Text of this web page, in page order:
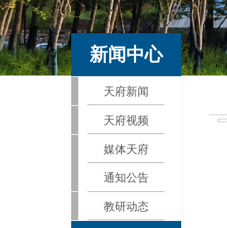
新闻中心
天府新闻
天府视频
媒体天府
通知公告
教研动态